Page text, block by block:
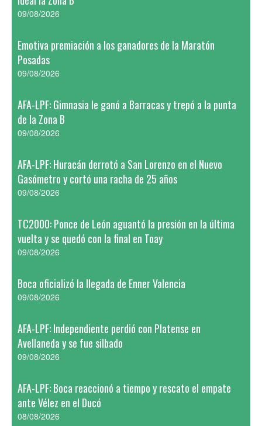
09/08/2026
Emotiva premiación a los ganadores de la Maratón
Posadas
09/08/2026
AFA-LPF: Gimnasia le ganó a Barracas y trepó a la punta
de la Zona B
09/08/2026
AFA-LPF: Huracán derrotó a San Lorenzo en el Nuevo
Gasómetro y cortó una racha de 25 años
09/08/2026
TC2000: Ponce de León aguantó la presión en la última
vuelta y se quedó con la final en Toay
09/08/2026
Boca oficializó la llegada de Enner Valencia
09/08/2026
AFA-LPF: Independiente perdió con Platense en
Avellaneda y se fue silbado
09/08/2026
AFA-LPF: Boca reaccionó a tiempo y rescato el empate
ante Vélez en el Ducó
08/08/2026